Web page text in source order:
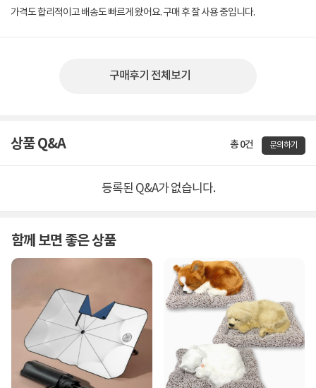
가격도 합리적이고 배송도 빠르게 왔어요. 구매 후 잘 사용 중입니다.
구매후기 전체보기
상품 Q&A 총 0건 문의하기
등록된 Q&A가 없습니다.
함께 보면 좋은 상품